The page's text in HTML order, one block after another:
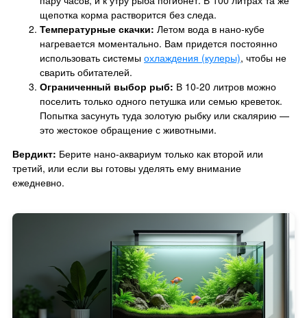
щепотка корма растворится без следа.
Температурные скачки: Летом вода в нано-кубе
нагревается моментально. Вам придется постоянно
использовать системы охлаждения (кулеры), чтобы не
сварить обитателей.
Ограниченный выбор рыб: В 10-20 литров можно
поселить только одного петушка или семью креветок.
Попытка засунуть туда золотую рыбку или скалярию —
это жестокое обращение с животными.
Вердикт: Берите нано-аквариум только как второй или
третий, или если вы готовы уделять ему внимание
ежедневно.